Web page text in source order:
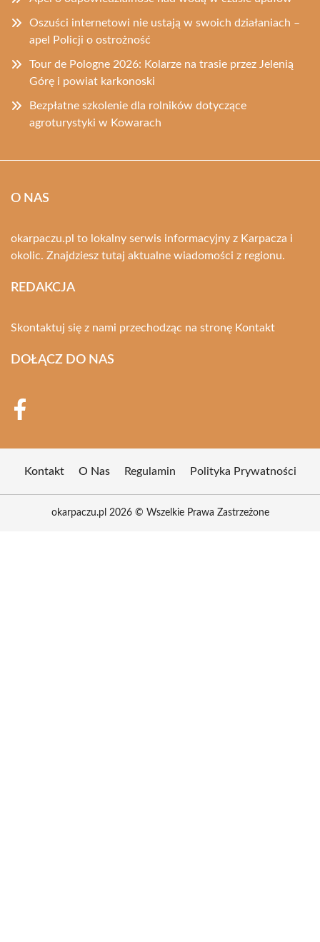
Oszuści internetowi nie ustają w swoich działaniach –
apel Policji o ostrożność
Tour de Pologne 2026: Kolarze na trasie przez Jelenią
Górę i powiat karkonoski
Bezpłatne szkolenie dla rolników dotyczące
agroturystyki w Kowarach
O NAS
okarpaczu.pl to lokalny serwis informacyjny z Karpacza i
okolic. Znajdziesz tutaj aktualne wiadomości z regionu.
REDAKCJA
Skontaktuj się z nami przechodząc na stronę Kontakt
DOŁĄCZ DO NAS
Kontakt O Nas Regulamin Polityka Prywatności
okarpaczu.pl 2026 © Wszelkie Prawa Zastrzeżone